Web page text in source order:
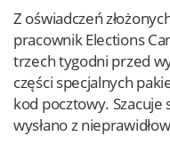
Z oświadczeń
pracownik Elections
trzech tygodni przed
części specjalnych
kod pocztowy.
wysłano z